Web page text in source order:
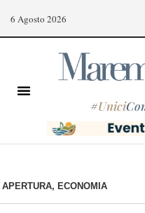
6 Agosto 2026
#Unici
APERTURA, ECONOMIA